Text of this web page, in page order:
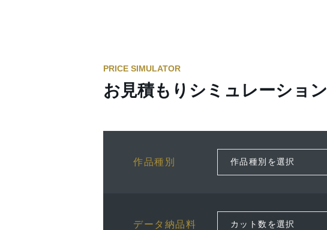
PRICE SIMULATOR
お見積もりシミュレーション
作品種別
データ納品料